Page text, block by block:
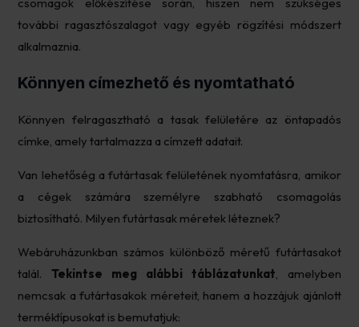
további ragasztószalagot vagy egyéb rögzítési módszert
alkalmaznia.
Könnyen címezhető és nyomtatható
Könnyen felragasztható a tasak felületére az öntapadós
címke, amely tartalmazza a címzett adatait.
Van lehetőség a futártasak felületének nyomtatásra, amikor
a cégek számára személyre szabható csomagolás
biztosítható. Milyen futártasak méretek léteznek?
Webáruházunkban számos különböző méretű futártasakot
talál. Tekintse meg alábbi táblázatunkat , amelyben
nemcsak a futártasakok méreteit, hanem a hozzájuk ajánlott
terméktípusokat is bemutatjuk: